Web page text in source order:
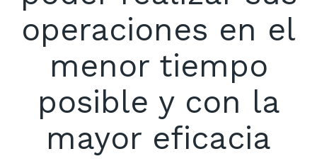
operaciones en el
menor tiempo
posible y con la
mayor eficacia